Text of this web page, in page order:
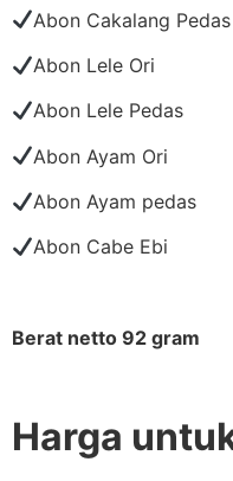
Abon Cakalang Pedas
Abon Lele Ori
Abon Lele Pedas
Abon Ayam Ori
Abon Ayam pedas
Abon Cabe Ebi
Berat netto 92 gram
Harga